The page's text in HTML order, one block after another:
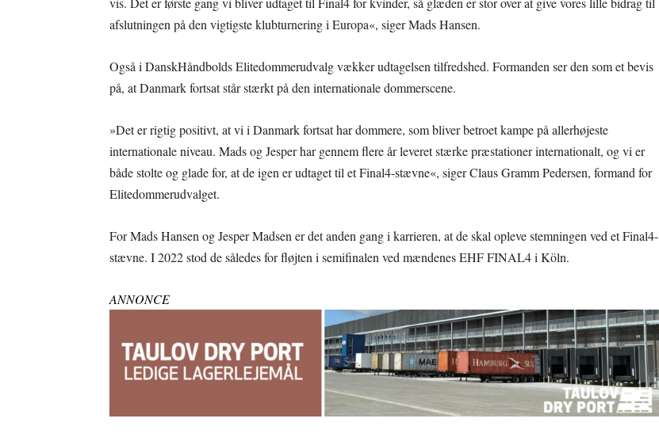
afslutningen på den vigtigste klubturnering i Europa«, siger Mads Hansen.
Også i DanskHåndbolds Elitedommerudvalg vækker udtagelsen tilfredshed. Formanden ser den som et bevis
på, at Danmark fortsat står stærkt på den internationale dommerscene.
»Det er rigtig positivt, at vi i Danmark fortsat har dommere, som bliver betroet kampe på allerhøjeste
internationale niveau. Mads og Jesper har gennem flere år leveret stærke præstationer internationalt, og vi er
både stolte og glade for, at de igen er udtaget til et Final4-stævne«, siger Claus Gramm Pedersen, formand for
Elitedommerudvalget.
For Mads Hansen og Jesper Madsen er det anden gang i karrieren, at de skal opleve stemningen ved et Final4-
stævne. I 2022 stod de således for fløjten i semifinalen ved mændenes EHF FINAL4 i Köln.
ANNONCE